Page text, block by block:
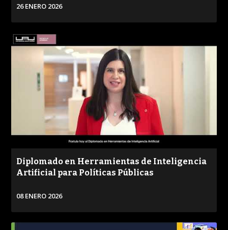
26 ENERO 2026
Diplomado en Herramientas de Inteligencia
Artificial para Políticas Públicas
08 ENERO 2026
VER